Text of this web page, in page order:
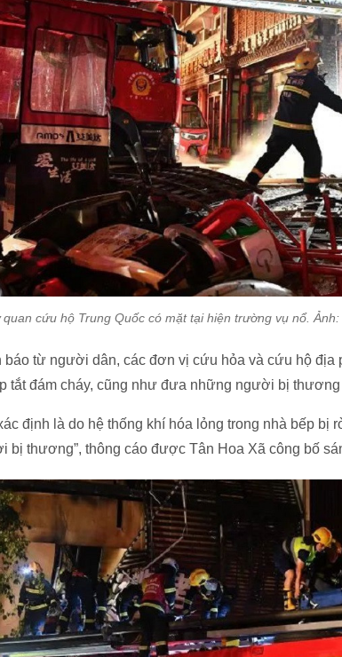
quan cứu hộ Trung Quốc có mặt tại hiện trường vụ nổ. Ảnh:
báo từ người dân, các đơn vị cứu hỏa và cứu hộ địa
tắt đám cháy, cũng như đưa những người bị
định là do hệ thống khí hóa lỏng trong nhà bếp bị
bị thương”, thông cáo được Tân Hoa Xã công bố